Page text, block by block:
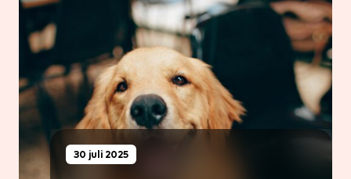
30 juli 2025